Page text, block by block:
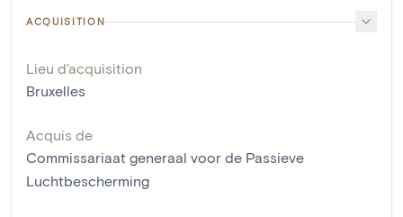
ACQUISITION
Lieu d'acquisition
Bruxelles
Acquis de
Commissariaat generaal voor de Passieve
Luchtbescherming